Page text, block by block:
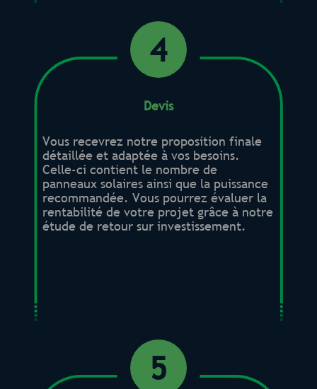
4
Devis
Vous recevrez notre proposition finale
détaillée et adaptée à vos besoins.
Celle-ci contient le nombre de
panneaux solaires ainsi que la puissance
recommandée. Vous pourrez évaluer la
rentabilité de votre projet grâce à notre
étude de retour sur investissement.
5